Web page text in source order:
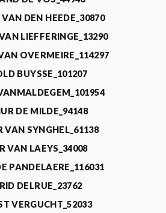
DEN HEEDE_30870
LIEFFERINGE_13290
OVERMEIRE_114297
BUYSSE_101207
DE MILDE_94148
VAN SYNGHEL_61138
VAN LAEYS_34008
PANDELAERE_116031
DELRUE_23762
VERGUCHT_52033